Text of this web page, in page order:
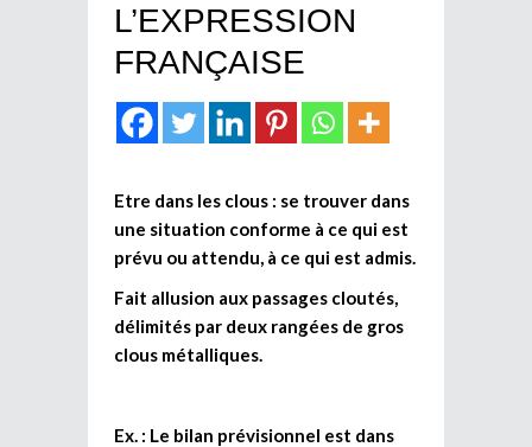
L’EXPRESSION
FRANÇAISE
Etre dans les clous : se trouver dans
une situation conforme à ce qui est
prévu ou attendu, à ce qui est admis.
Fait allusion aux passages cloutés,
délimités par deux rangées de gros
clous métalliques.
Ex. : Le bilan prévisionnel est dans